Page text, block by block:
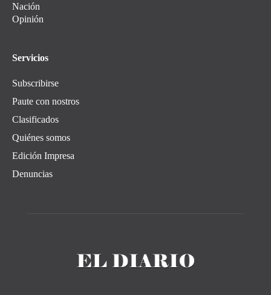
Nación
Opinión
Servicios
Subscribirse
Paute con nostros
Clasificados
Quiénes somos
Edición Impresa
Denuncias